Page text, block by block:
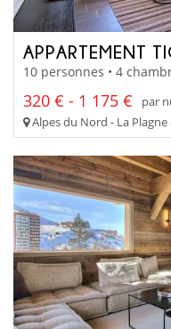
APPARTEMENT
10 personnes • 4
320 € - 1 175 € par
Alpes du Nord - La